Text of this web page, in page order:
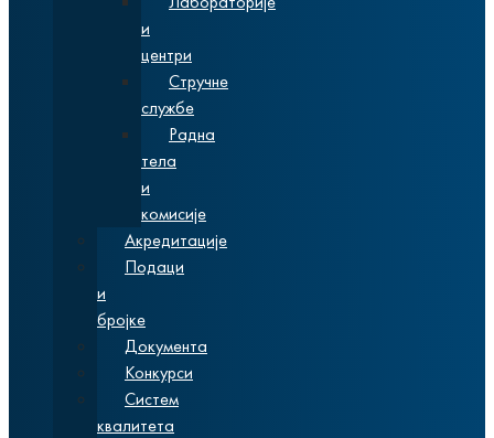
и
центри
Стручне
службе
Радна
тела
и
комисије
Акредитације
Подаци
и
бројке
Документа
Конкурси
Систем
квалитета